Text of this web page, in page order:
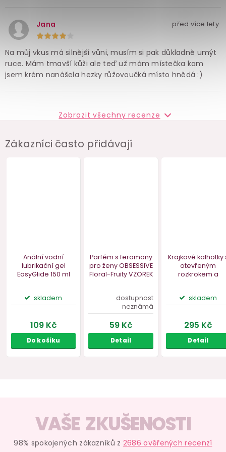
Jana před více lety
Na můj vkus má silnější vůni, musím si pak důkladně umýt
ruce. Mám tmavší kůži ale teď už mám místečka kam
jsem krém nanášela hezky růžovoučká místo hnědá :)
Zobrazit všechny recenze
Zákazníci často přidávají
VAŠE ZKUŠENOSTI
98% spokojených zákazníků z 2686 ověřených recenzí